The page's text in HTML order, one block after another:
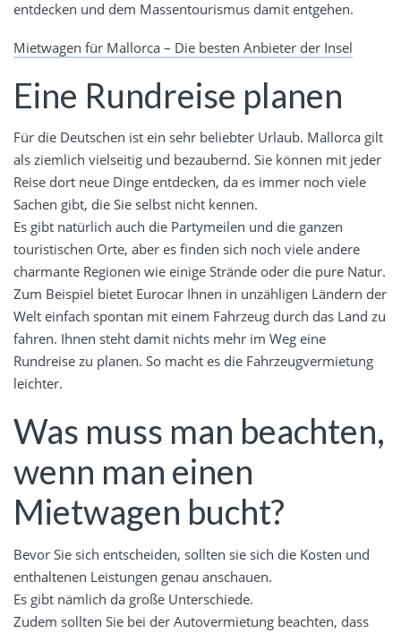
entdecken und dem Massentourismus damit entgehen.
Mietwagen für Mallorca – Die besten Anbieter der Insel
Eine Rundreise planen
Für die Deutschen ist ein sehr beliebter Urlaub. Mallorca gilt
als ziemlich vielseitig und bezaubernd. Sie können mit jeder
Reise dort neue Dinge entdecken, da es immer noch viele
Sachen gibt, die Sie selbst nicht kennen.
Es gibt natürlich auch die Partymeilen und die ganzen
touristischen Orte, aber es finden sich noch viele andere
charmante Regionen wie einige Strände oder die pure Natur.
Zum Beispiel bietet Eurocar Ihnen in unzähligen Ländern der
Welt einfach spontan mit einem Fahrzeug durch das Land zu
fahren. Ihnen steht damit nichts mehr im Weg eine
Rundreise zu planen. So macht es die Fahrzeugvermietung
leichter.
Was muss man beachten,
wenn man einen
Mietwagen bucht?
Bevor Sie sich entscheiden, sollten sie sich die Kosten und
enthaltenen Leistungen genau anschauen.
Es gibt nämlich da große Unterschiede.
Zudem sollten Sie bei der Autovermietung beachten, dass